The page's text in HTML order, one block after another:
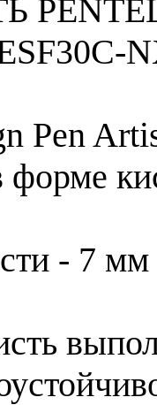
Pen
форме
- 7 мм